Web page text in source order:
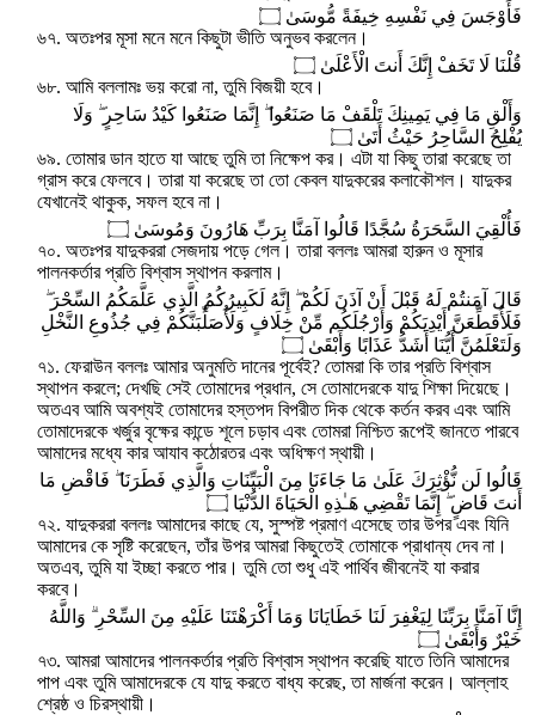
فَأَوْجَسَ فِي نَفْسِهِ خِيفَةً مُّوسَىٰ ۝
৬৭. অতঃপর মূসা মনে মনে কিছুটা ভীতি অনুভব করলেন।
قُلْنَا لَا تَخَفْ إِنَّكَ أَنتَ الْأَعْلَىٰ ۝
৬৮. আমি বললামঃ ভয় করো না, তুমি বিজয়ী হবে।
وَأَلْقِ مَا فِي يَمِينِكَ تَلْقَفْ مَا صَنَعُوا ۖ إِنَّمَا صَنَعُوا كَيْدُ سَاحِرٍ ۖ وَلَا
يُفْلِحُ السَّاحِرُ حَيْثُ أَتَىٰ ۝
৬৯. তোমার ডান হাতে যা আছে তুমি তা নিক্ষেপ কর। এটা যা কিছু তারা করেছে তা
গ্রাস করে ফেলবে। তারা যা করেছে তা তো কেবল যাদুকরের কলাকৌশল। যাদুকর
যেখানেই থাকুক, সফল হবে না।
فَأُلْقِيَ السَّحَرَةُ سُجَّدًا قَالُوا آمَنَّا بِرَبِّ هَارُونَ وَمُوسَىٰ ۝
৭০. অতঃপর যাদুকররা সেজদায় পড়ে গেল। তারা বললঃ আমরা হারুন ও মূসার
পালনকর্তার প্রতি বিশ্বাস স্থাপন করলাম।
قَالَ آمَنتُمْ لَهُ قَبْلَ أَنْ آذَنَ لَكُمْ ۖ إِنَّهُ لَكَبِيرُكُمُ الَّذِي عَلَّمَكُمُ السِّحْرَ ۖ
فَلَأُقَطِّعَنَّ أَيْدِيَكُمْ وَأَرْجُلَكُم مِّنْ خِلَافٍ وَلَأُصَلِّبَنَّكُمْ فِي جُذُوعِ النَّخْلِ
وَلَتَعْلَمُنَّ أَيُّنَا أَشَدُّ عَذَابًا وَأَبْقَىٰ ۝
৭১. ফেরাউন বললঃ আমার অনুমতি দানের পূর্বেই? তোমরা কি তার প্রতি বিশ্বাস
স্থাপন করলে; দেখছি সেই তোমাদের প্রধান, সে তোমাদেরকে যাদু শিক্ষা দিয়েছে।
অতএব আমি অবশ্যই তোমাদের হস্তপদ বিপরীত দিক থেকে কর্তন করব এবং আমি
তোমাদেরকে খর্জুর বৃক্ষের কান্ডে শূলে চড়াব এবং তোমরা নিশ্চিত রূপেই জানতে পারবে
আমাদের মধ্যে কার আযাব কঠোরতর এবং অধিক্ষণ স্থায়ী।
قَالُوا لَن نُّؤْثِرَكَ عَلَىٰ مَا جَاءَنَا مِنَ الْبَيِّنَاتِ وَالَّذِي فَطَرَنَا ۖ فَاقْضِ مَا
أَنتَ قَاضٍ ۖ إِنَّمَا تَقْضِي هَـٰذِهِ الْحَيَاةَ الدُّنْيَا ۝
৭২. যাদুকররা বললঃ আমাদের কাছে যে, সুস্পষ্ট প্রমাণ এসেছে তার উপর এবং যিনি
আমাদের কে সৃষ্টি করেছেন, তাঁর উপর আমরা কিছুতেই তোমাকে প্রাধান্য দেব না।
অতএব, তুমি যা ইচ্ছা করতে পার। তুমি তো শুধু এই পার্থিব জীবনেই যা করার
করবে।
إِنَّا آمَنَّا بِرَبِّنَا لِيَغْفِرَ لَنَا خَطَايَانَا وَمَا أَكْرَهْتَنَا عَلَيْهِ مِنَ السِّحْرِ ۗ وَاللَّهُ
خَيْرٌ وَأَبْقَىٰ ۝
৭৩. আমরা আমাদের পালনকর্তার প্রতি বিশ্বাস স্থাপন করেছি যাতে তিনি আমাদের
পাপ এবং তুমি আমাদেরকে যে যাদু করতে বাধ্য করেছ, তা মার্জনা করেন। আল্লাহ
শ্রেষ্ঠ ও চিরস্থায়ী।